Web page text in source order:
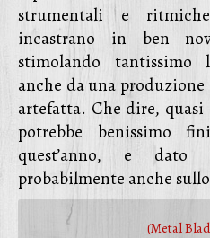
strumentali e
incastrano in ben
stimolando tantissimo
anche da una
artefatta. Che dire, quasi
potrebbe benissimo
quest’anno, e
probabilmente anche
(Metal